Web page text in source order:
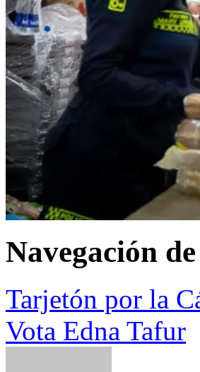
Navegación
Tarjetón por la
Vota Edna Tafur